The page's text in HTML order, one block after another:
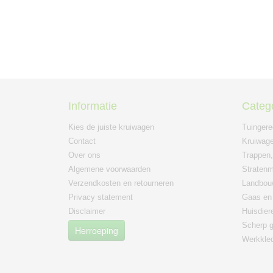
Informatie
Kies de juiste kruiwagen
Contact
Over ons
Algemene voorwaarden
Verzendkosten en retourneren
Privacy statement
Disclaimer
Herroeping
Gaas
Scherp